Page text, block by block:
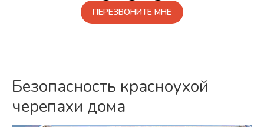
ПЕРЕЗВОНИТЕ МНЕ
Безопасность красноухой
черепахи дома